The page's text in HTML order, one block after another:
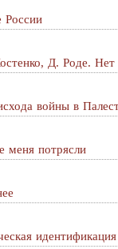
России
Д. Роде. Нет
войны в
меня потрясли